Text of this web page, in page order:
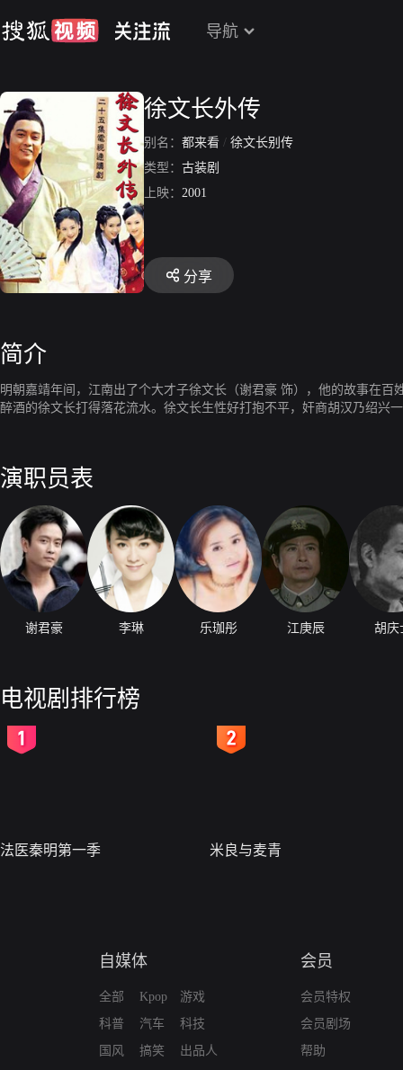
导航
徐文长外传
别名： 都来看 / 徐文长别传
类型： 古装剧
上映： 2001
分享
简介
明朝嘉靖年间，江南出了个大才子徐文长（谢君豪 饰），他的故事在
醉酒的徐文长打得落花流水。徐文长生性好打抱不平，奸商胡汉乃绍兴
演职员表
谢君豪 李琳 乐珈彤 江庚辰 胡庆
电视剧排行榜
法医秦明第一季 米良与麦青
自媒体
全部
科普
国风
Kpop
汽车
搞笑
游戏
科技
出品人
会员
会员特权
会员剧场
帮助